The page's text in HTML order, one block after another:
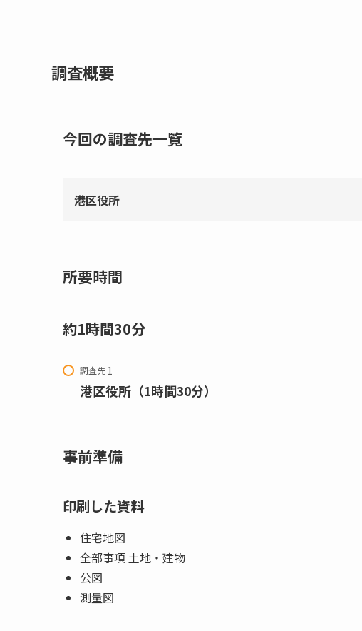
調査概要
今回の調査先一覧
港区役所
所要時間
約1時間30分
調査先
港区役所（1時間30分）
事前準備
印刷した資料
住宅地図
全部事項 土地・建物
公図
測量図